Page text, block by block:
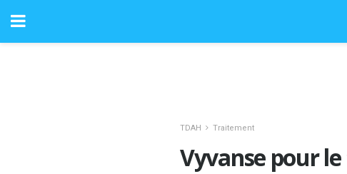
TDAH Traitement
Vyvanse pour